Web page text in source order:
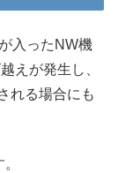
入ったNW機
えが発生し、
れる場合にも